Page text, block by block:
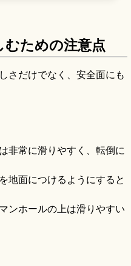
むための注意点
さだけでなく、安全面にも
非常に滑りやすく、転倒に
地面につけるようにすると
ンホールの上は滑りやすい